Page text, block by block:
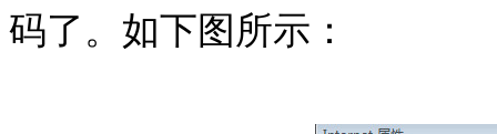
码了。如下图所示：